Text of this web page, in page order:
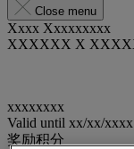
Close menu
Xxxx Xxxxxxxxx
XXXXXX X
xxxxxxxx
Valid until xx/xx/xxxx
奖励积分